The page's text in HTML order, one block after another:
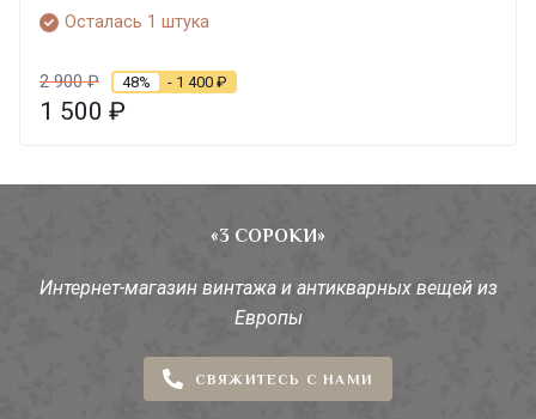
Осталась 1 штука
2 900₽ 48% - 1 400 ₽
1 500 ₽
«3 СОРОКИ»
Интернет-магазин винтажа и антикварных вещей из
Европы
СВЯЖИТЕСЬ С НАМИ